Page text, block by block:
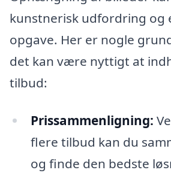
kunstnerisk udfordring og
opgave. Her er nogle
det kan være nyttigt at
tilbud:
Prissammenligning:
flere tilbud kan du
og finde den bedste